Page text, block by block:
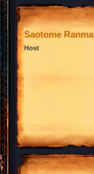
Saotome Ranma
Host